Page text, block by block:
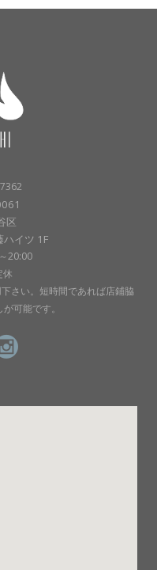
区
イツ 1F
20:00
休
さい。短時間であれば店鋪脇
可能です。